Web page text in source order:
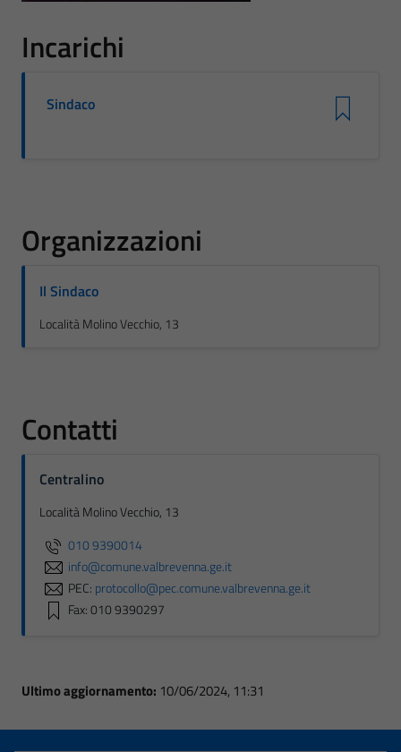
Incarichi
Sindaco
Organizzazioni
Il Sindaco
Località Molino Vecchio, 13
Contatti
Centralino
Località Molino Vecchio, 13
010 9390014
info@comune.valbrevenna.ge.it
PEC: protocollo@pec.comune.valbrevenna.ge.it
Fax: 010 9390297
Ultimo aggiornamento: 10/06/2024, 11:31